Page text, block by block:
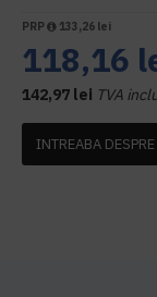
PRP 133,26 lei
118,16
142,97 lei TVA
INTREABA